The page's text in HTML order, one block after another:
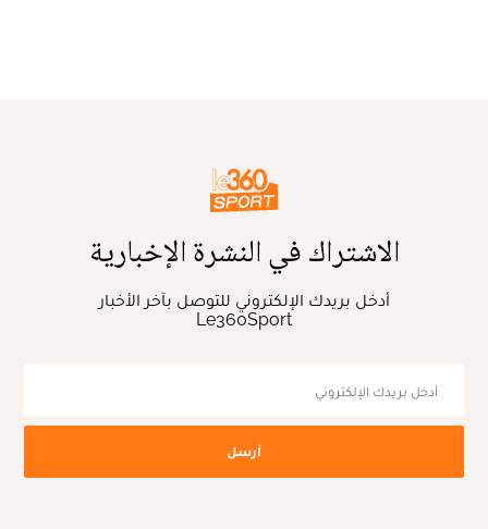
الاشتراك في النشرة الإخبارية
أدخل بريدك الإلكتروني للتوصل بآخر الأخبار
Le360Sport
أرسل